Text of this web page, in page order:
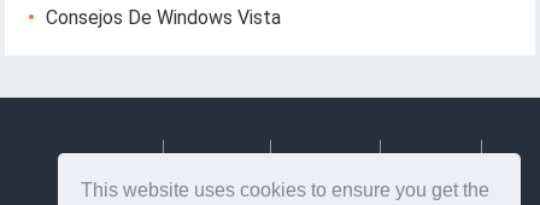
This website uses cookies to ensure you get the
Consejos De Windows Vista